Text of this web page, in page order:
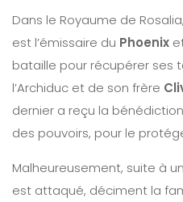
Dans le Royaume de
est l’émissaire du Phoenix
bataille pour récupérer ses
l’Archiduc et de son frère
dernier a reçu la
des pouvoirs, pour le
Malheureusement, suite à
est attaqué, déciment la